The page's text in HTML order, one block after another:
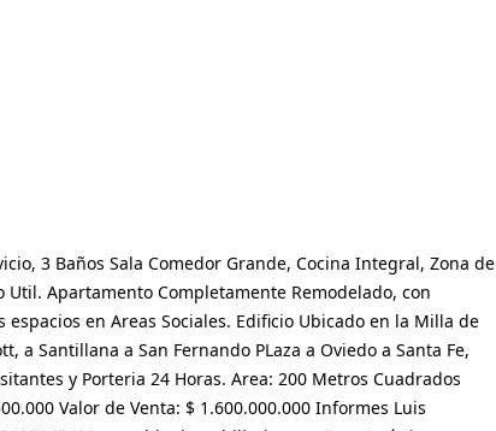
3 Baños Sala Comedor Grande, Cocina Integral, Zona de
Util. Apartamento Completamente Remodelado, con
espacios en Areas Sociales. Edificio Ubicado en la Milla de
a Santillana a San Fernando PLaza a Oviedo a Santa Fe,
y Porteria 24 Horas. Area: 200 Metros Cuadrados
Valor de Venta: $ 1.600.000.000 Informes Luis